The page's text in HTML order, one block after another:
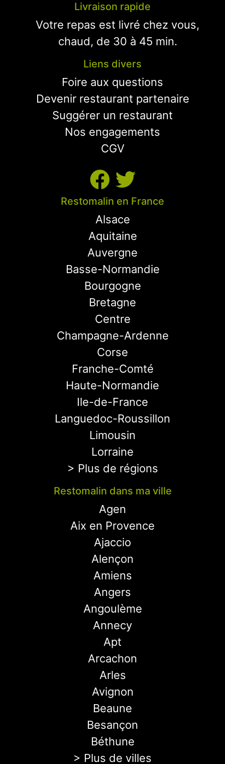
Livraison rapide
Votre repas est livré chez vous,
chaud, de 30 à 45 min.
Liens divers
Foire aux questions
Devenir restaurant partenaire
Suggérer un restaurant
Nos engagements
CGV
Restomalin en France
Alsace
Aquitaine
Auvergne
Basse-Normandie
Bourgogne
Bretagne
Centre
Champagne-Ardenne
Corse
Franche-Comté
Haute-Normandie
Ile-de-France
Languedoc-Roussillon
Limousin
Lorraine
> Plus de régions
Restomalin dans ma ville
Agen
Aix en Provence
Ajaccio
Alençon
Amiens
Angers
Angoulème
Annecy
Apt
Arcachon
Arles
Avignon
Beaune
Besançon
Béthune
> Plus de villes